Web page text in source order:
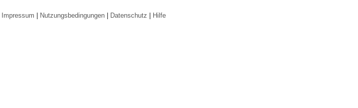
Impressum | Nutzungsbedingungen| Datenschutz | Hilfe